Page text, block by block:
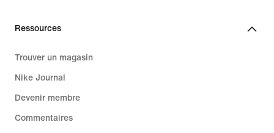
Ressources
Trouver un magasin
Nike Journal
Devenir membre
Commentaires